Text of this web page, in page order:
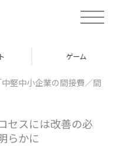
t
o
a
v
t
ゲーム
堅中小企業の間接費／間
セスには改善の必
らかに